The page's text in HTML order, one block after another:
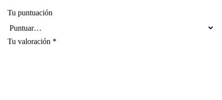
Tu puntuación
Tu valoración *